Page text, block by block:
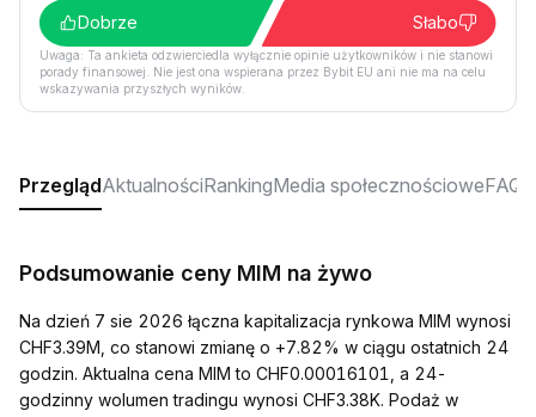
Dobrze
Słabo
Uwaga: Ta ankieta odzwierciedla wyłącznie opinie użytkowników i nie stanowi
porady finansowej. Nie jest ona wspierana przez Bybit EU ani nie ma na celu
wskazywania przyszłych wyników.
PrzeglądAktualnościRankingMedia społecznościoweFAQ
Podsumowanie ceny MIM na żywo
Na dzień 7 sie 2026 łączna kapitalizacja rynkowa MIM wynosi
CHF3.39M, co stanowi zmianę o +7.82% w ciągu ostatnich 24
godzin. Aktualna cena MIM to CHF0.00016101, a 24-
godzinny wolumen tradingu wynosi CHF3.38K. Podaż w